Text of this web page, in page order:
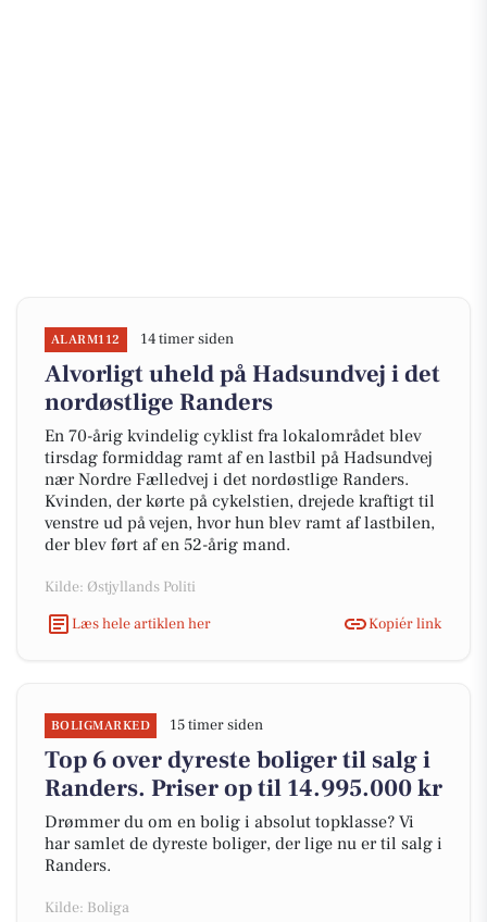
ALARM112 14 timer siden
Alvorligt uheld på Hadsundvej i det
nordøstlige Randers
En 70-årig kvindelig cyklist fra lokalområdet blev
tirsdag formiddag ramt af en lastbil på Hadsundvej
nær Nordre Fælledvej i det nordøstlige Randers.
Kvinden, der kørte på cykelstien, drejede kraftigt til
venstre ud på vejen, hvor hun blev ramt af lastbilen,
der blev ført af en 52-årig mand.
Kilde: Østjyllands Politi
Læs hele artiklen her
Kopiér link
BOLIGMARKED 15 timer siden
Top 6 over dyreste boliger til salg i
Randers. Priser op til 14.995.000 kr
Drømmer du om en bolig i absolut topklasse? Vi
har samlet de dyreste boliger, der lige nu er til salg i
Randers.
Kilde: Boliga